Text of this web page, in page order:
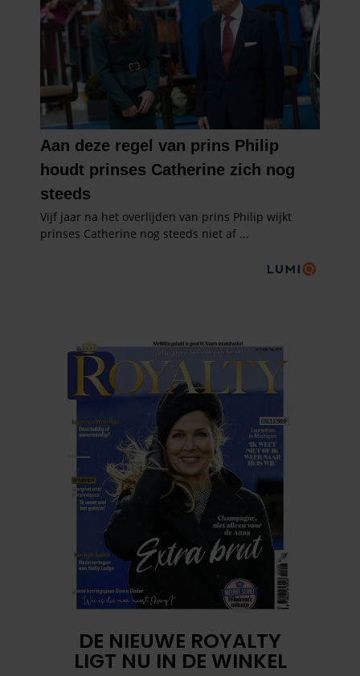
DE NIEUWE ROYALTY
LIGT NU IN DE WINKEL